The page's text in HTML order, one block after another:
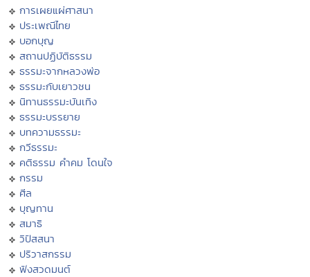
การเผยแผ่ศาสนา
ประเพณีไทย
บอกบุญ
สถานปฏิบัติธรรม
ธรรมะจากหลวงพ่อ
ธรรมะกับเยาวชน
นิทานธรรมะบันเทิง
ธรรมะบรรยาย
บทความธรรมะ
กวีธรรมะ
คติธรรม คำคม โดนใจ
กรรม
ศีล
บุญทาน
สมาธิ
วิปัสสนา
ปริวาสกรรม
ฟังสวดมนต์